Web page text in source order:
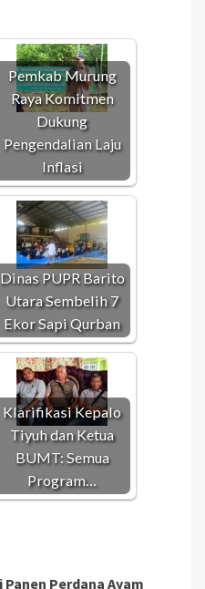
Pemkab Murung
Raya Komitmen
Dukung
Pengendalian Laju
Inflasi
Dinas PUPR Barito
Utara Sembelih 7
Ekor Sapi Qurban
Klarifikasi Kepalo
Tiyuh dan Ketua
BUMT: Semua
Program…
Panen Perdana Ayam